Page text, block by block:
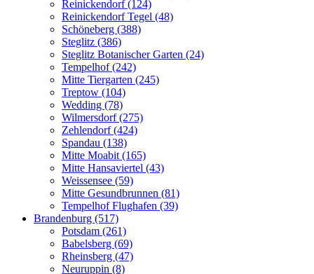
Reinickendorf (124)
Reinickendorf Tegel (48)
Schöneberg (388)
Steglitz (386)
Steglitz Botanischer Garten (24)
Tempelhof (242)
Mitte Tiergarten (245)
Treptow (104)
Wedding (78)
Wilmersdorf (275)
Zehlendorf (424)
Spandau (138)
Mitte Moabit (165)
Mitte Hansaviertel (43)
Weissensee (59)
Mitte Gesundbrunnen (81)
Tempelhof Flughafen (39)
Brandenburg (517)
Potsdam (261)
Babelsberg (69)
Rheinsberg (47)
Neuruppin (8)